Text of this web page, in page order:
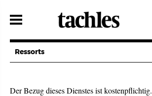
zum
Ressorts
Der Bezug dieses Dienstes ist kostenpflichtig.